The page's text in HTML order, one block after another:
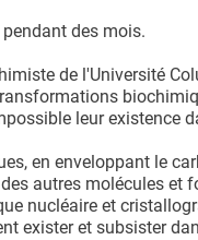
des mois.
de l'Université
leur existence
en enveloppant le
autres molécules
nucléaire et
exister et subsister